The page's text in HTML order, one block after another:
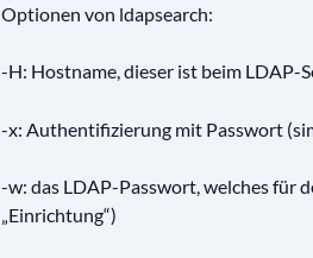
Optionen von ldapsearch:
-H: Hostname, dieser ist beim LDAP-
-x: Authentifizierung mit Passwort
-w: das LDAP-Passwort, welches für
„Einrichtung“)